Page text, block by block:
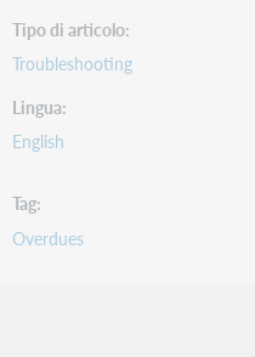
Tipo di articolo
Troubleshooting
Lingua
English
Tag
Overdues